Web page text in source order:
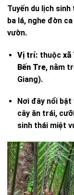
Tuyến du lịch
ba lá, nghe đờn
vườn.
Vị trí: thuộc xã
Bến Tre, nằm
Giang).
Nơi đây nổi
cây ăn trái,
sinh thái miệt